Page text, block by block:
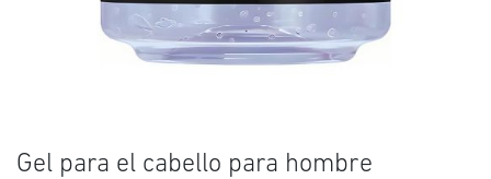
Gel para el cabello para hombre